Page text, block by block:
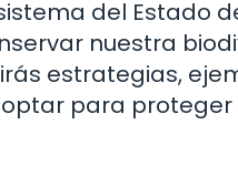
del Estado
nuestra
estrategias,
para proteger